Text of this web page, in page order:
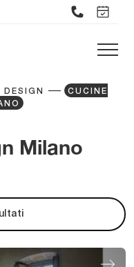
DESIGN
CUCINE
Milano